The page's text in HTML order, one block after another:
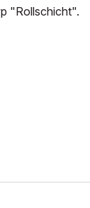
"Rollschicht".